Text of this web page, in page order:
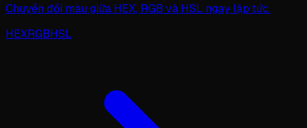
Chuyển đổi màu giữa HEX, RGB và HSL ngay lập tức.
HEXRGBHSL